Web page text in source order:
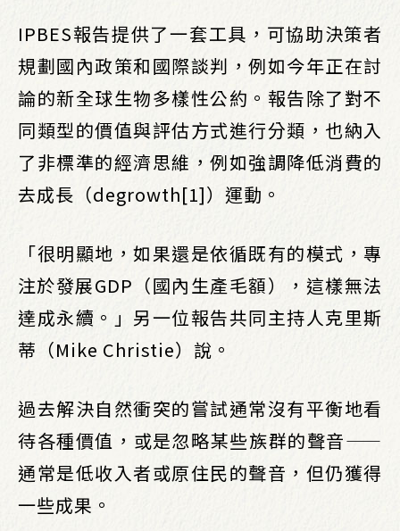
IPBES報告提供了一套工具，可協助決策者
規劃國內政策和國際談判，例如今年正在討
論的新全球生物多樣性公約。報告除了對不
同類型的價值與評估方式進行分類，也納入
了非標準的經濟思維，例如強調降低消費的
去成長（degrowth[1]）運動。
「很明顯地，如果還是依循既有的模式，專
注於發展GDP（國內生產毛額），這樣無法
達成永續。」另一位報告共同主持人克里斯
蒂（Mike Christie）說。
過去解決自然衝突的嘗試通常沒有平衡地看
待各種價值，或是忽略某些族群的聲音——
通常是低收入者或原住民的聲音，但仍獲得
一些成果。